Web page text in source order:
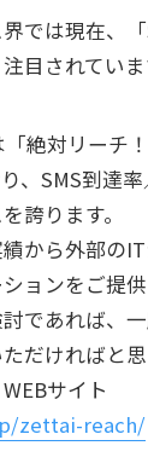
では現在、
目されていま
絶対リーチ
、SMS到達
誇ります。
から外部の
ョンをご提供
であれば、
だければと思
サイト
zettai-reach/